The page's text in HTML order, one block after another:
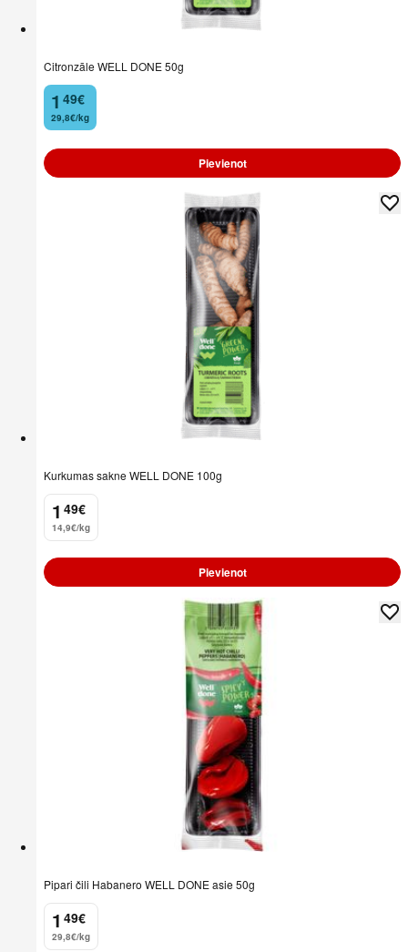
Citronzāle WELL DONE 50g
1
. 49€
29,8€/kg
Pievienot
Kurkumas sakne WELL DONE 100g
1
. 49€
14,9€/kg
Pievienot
Pipari čili Habanero WELL DONE asie 50g
1
. 49€
29,8€/kg